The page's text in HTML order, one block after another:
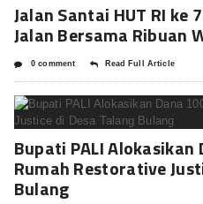
Jalan Santai HUT RI ke
Jalan Bersama Ribuan
0 comment Read Full Article
Bupati PALI Alokasikan
Rumah Restorative
Bulang